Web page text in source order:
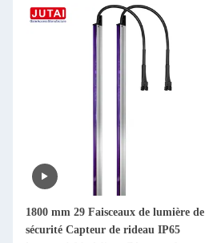
1800 mm 29 Faisceaux de lumière de
sécurité Capteur de rideau IP65